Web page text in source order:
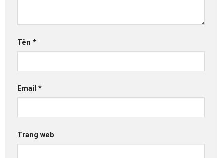
Tên *
Email *
Trang web